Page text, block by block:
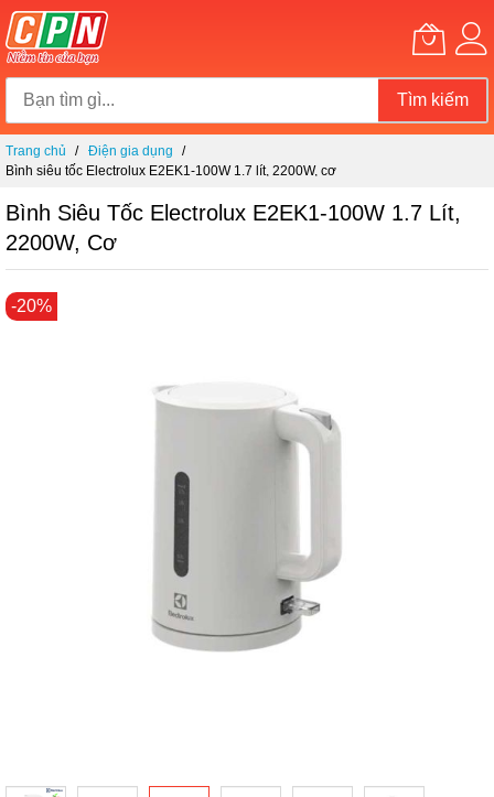
Tìm kiếm
Chuyển
đến
dung
Trang chủ
Điện gia dụng
Bình siêu tốc Electrolux E2EK1-100W 1.7 lít, 2200W, cơ
Bình Siêu Tốc Electrolux E2EK1-100W 1.7 Lít,
2200W, Cơ
Chuyển
đến
-20%